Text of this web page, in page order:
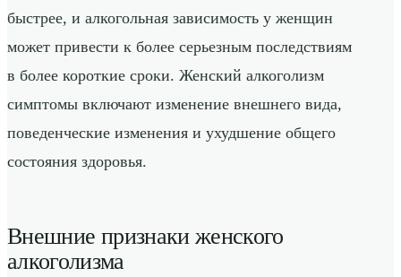
быстрее, и алкогольная зависимость у женщин
может привести к более серьезным последствиям
в более короткие сроки. Женский алкоголизм
симптомы включают изменение внешнего вида,
поведенческие изменения и ухудшение общего
состояния здоровья.
Внешние признаки женского
алкоголизма